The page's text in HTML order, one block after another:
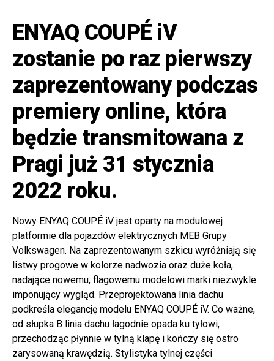
ENYAQ COUPÉ iV
zostanie po raz pierwszy
zaprezentowany podczas
premiery online, która
będzie transmitowana z
Pragi już 31 stycznia
2022 roku.
Nowy ENYAQ COUPÉ iV jest oparty na modułowej
platformie dla pojazdów elektrycznych MEB Grupy
Volkswagen. Na zaprezentowanym szkicu wyróżniają się
listwy progowe w kolorze nadwozia oraz duże koła,
nadające nowemu, flagowemu modelowi marki niezwykle
imponujący wygląd. Przeprojektowana linia dachu
podkreśla elegancję modelu ENYAQ COUPÉ iV. Co ważne,
od słupka B linia dachu łagodnie opada ku tyłowi,
przechodząc płynnie w tylną klapę i kończy się ostro
zarysowaną krawędzią. Stylistyka tylnej części